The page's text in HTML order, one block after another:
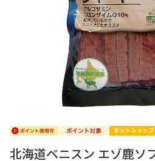
北海道ベニスン エゾ鹿ソ